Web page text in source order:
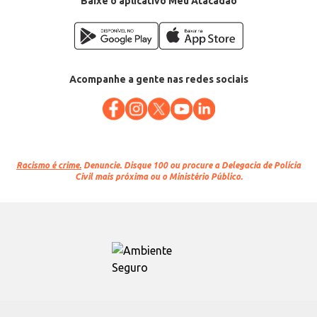
Acompanhe a gente nas redes sociais
Racismo é crime. Denuncie. Disque 100 ou procure a Delegacia de Polícia
Civil mais próxima ou o Ministério Público.